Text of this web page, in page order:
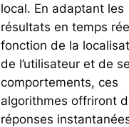
local. En adaptant les
résultats en temps
fonction de la
de l’utilisateur et de
comportements, ces
algorithmes offriront
réponses